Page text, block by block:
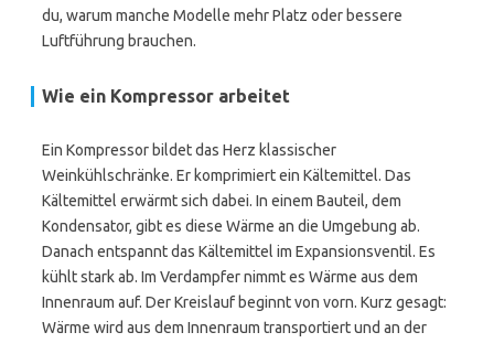
du, warum manche Modelle mehr Platz oder bessere
Luftführung brauchen.
Wie ein Kompressor arbeitet
Ein Kompressor bildet das Herz klassischer
Weinkühlschränke. Er komprimiert ein Kältemittel. Das
Kältemittel erwärmt sich dabei. In einem Bauteil, dem
Kondensator, gibt es diese Wärme an die Umgebung ab.
Danach entspannt das Kältemittel im Expansionsventil. Es
kühlt stark ab. Im Verdampfer nimmt es Wärme aus dem
Innenraum auf. Der Kreislauf beginnt von vorn. Kurz gesagt:
Wärme wird aus dem Innenraum transportiert und an der